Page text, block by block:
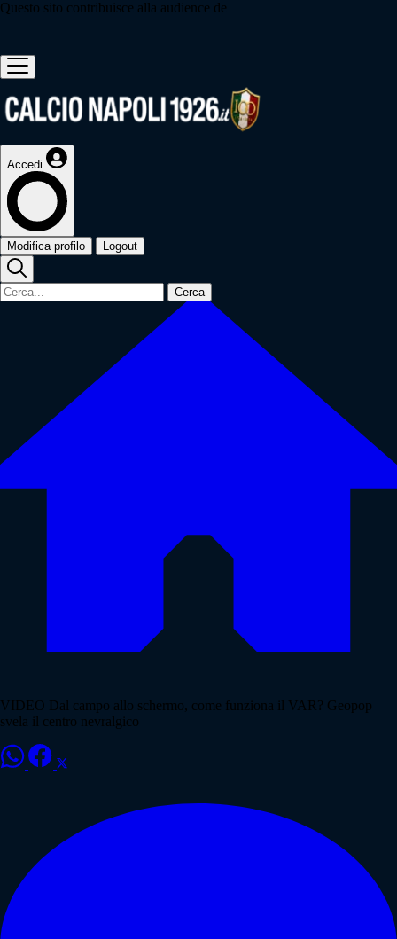
Questo sito contribuisce alla audience de
Accedi
Modifica profilo Logout
Cerca
VIDEO Dal campo allo schermo, come funziona il VAR? Geopop
svela il centro nevralgico